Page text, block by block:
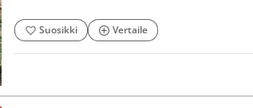
Suosikki Vertaile